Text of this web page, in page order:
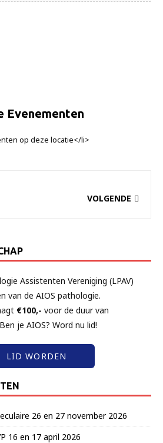
Evenementen
op deze locatie</li>
VOLGENDE
Assistenten Vereniging (LPAV)
van de AIOS pathologie.
€100,- voor de duur van
je AIOS? Word nu lid!
LID WORDEN
26 en 27 november 2026
16 en 17 april 2026